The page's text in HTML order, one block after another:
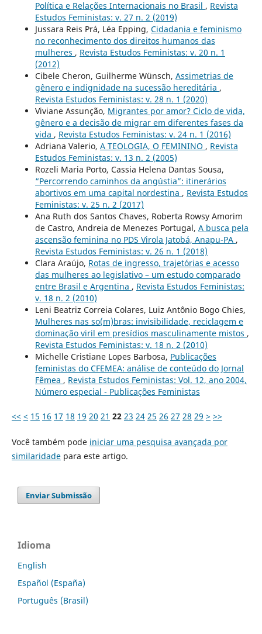
Política e Relações Internacionais no Brasil , Revista
Estudos Feministas: v. 27 n. 2 (2019)
Jussara Reis Prá, Léa Epping, Cidadania e feminismo
no reconhecimento dos direitos humanos das
mulheres , Revista Estudos Feministas: v. 20 n. 1
(2012)
Cibele Cheron, Guilherme Wünsch, Assimetrias de
gênero e indignidade na sucessão hereditária ,
Revista Estudos Feministas: v. 28 n. 1 (2020)
Viviane Assunção, Migrantes por amor? Ciclo de vida,
gênero e a decisão de migrar em diferentes fases da
vida , Revista Estudos Feministas: v. 24 n. 1 (2016)
Adriana Valerio, A TEOLOGIA, O FEMININO , Revista
Estudos Feministas: v. 13 n. 2 (2005)
Rozeli Maria Porto, Cassia Helena Dantas Sousa,
“Percorrendo caminhos da angústia”: itinerários
abortivos em uma capital nordestina , Revista Estudos
Feministas: v. 25 n. 2 (2017)
Ana Ruth dos Santos Chaves, Roberta Rowsy Amorim
de Castro, Andreia de Menezes Portugal, A busca pela
ascensão feminina no PDS Virola Jatobá, Anapu-PA ,
Revista Estudos Feministas: v. 26 n. 1 (2018)
Clara Araújo, Rotas de ingresso, trajetórias e acesso
das mulheres ao legislativo – um estudo comparado
entre Brasil e Argentina , Revista Estudos Feministas:
v. 18 n. 2 (2010)
Leni Beatriz Correia Colares, Luiz Antônio Bogo Chies,
Mulheres nas so(m)bras: invisibilidade, reciclagem e
dominação viril em presídios masculinamente mistos ,
Revista Estudos Feministas: v. 18 n. 2 (2010)
Michelle Cristiane Lopes Barbosa, Publicações
feministas do CFEMEA: análise de conteúdo do Jornal
Fêmea , Revista Estudos Feministas: Vol. 12, ano 2004,
Número especial - Publicações Feministas
<< < 15 16 17 18 19 20 21 22 23 24 25 26 27 28 29 > >>
Você também pode iniciar uma pesquisa avançada por
similaridadepara este artigo.
Enviar Submissão
Idioma
English
Español (España)
Português (Brasil)